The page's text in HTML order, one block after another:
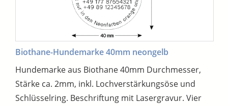
Biothane-Hundemarke 40mm neongelb
Hundemarke aus Biothane 40mm Durchmesser,
Stärke ca. 2mm, inkl. Lochverstärkungsöse und
Schlüsselring. Beschriftung mit Lasergravur. Vier